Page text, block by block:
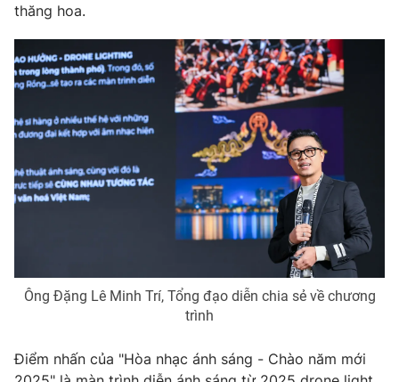
thăng hoa.
Ông Đặng Lê Minh Trí, Tổng đạo diễn chia sẻ về chương
trình
Điểm nhấn của "Hòa nhạc ánh sáng - Chào năm mới